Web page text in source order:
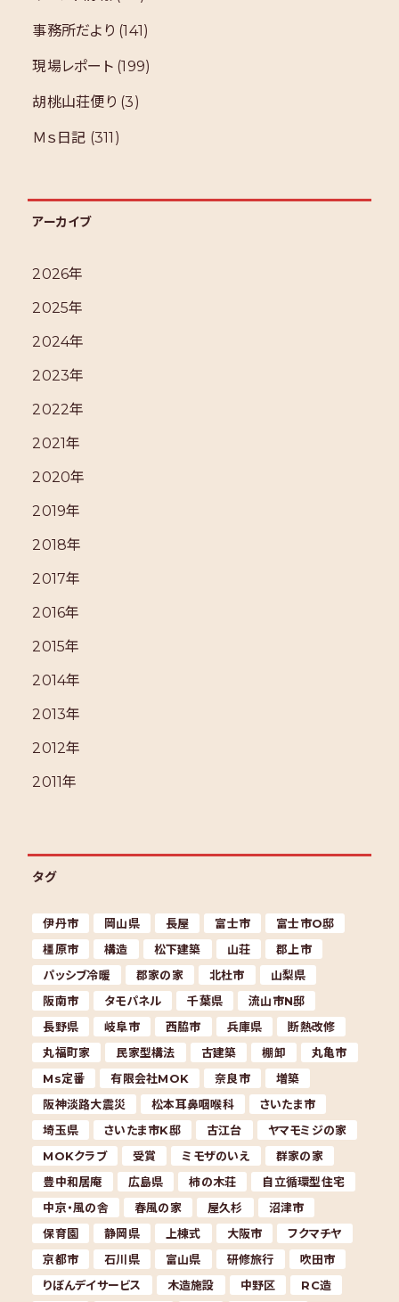
事務所だより (141)
現場レポート(199)
胡桃山荘便り (3)
Ｍｓ日記 (311)
アーカイブ
2026年
2025年
2024年
2023年
2022年
2021年
2020年
2019年
2018年
2017年
2016年
2015年
2014年
2013年
2012年
2011年
タグ
伊丹市 岡山県 長屋 富士市
富士市O邸
橿原市
構造 松下建築 山荘
郡上市
パッシブ冷暖
郡家の家 北杜市
山梨県
阪南市
タモパネル 千葉県
流山市N邸
長野県
岐阜市 西脇市 兵庫県
断熱改修
丸福町家
民家型構法 古建築 棚卸
丸亀市
Ms定番
有限会社MOK 奈良市
増築
阪神淡路大震災
松本耳鼻咽喉科
さいたま市
埼玉県
さいたま市K邸 古江台
ヤマモミジの家
MOKクラブ
受賞 ミモザのいえ
群家の家
豊中和居庵
広島県 柿の木荘
自立循環型住宅
中京・風の舎
春風の家 屋久杉
沼津市
保育園
静岡県 上棟式 大阪市
フクマチヤ
京都市
石川県 富山県 研修旅行
吹田市
りぼんデイサービス
木造施設 中野区
RC造